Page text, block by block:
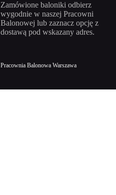
Zamówione baloniki odbierz
wygodnie w naszej Pracowni
Balonowej lub zaznacz opcję z
dostawą pod wskazany adres.
Pracownia Balonowa Warszawa